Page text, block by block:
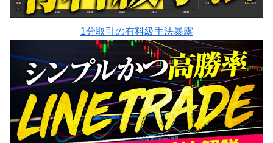
1分取引の有料級手法暴露